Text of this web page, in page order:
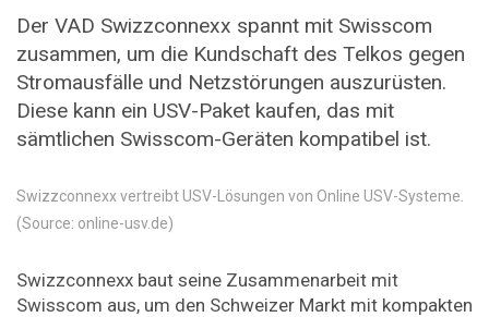
Der VAD Swizzconnexx spannt mit Swisscom
zusammen, um die Kundschaft des Telkos gegen
Stromausfälle und Netzstörungen auszurüsten.
Diese kann ein USV-Paket kaufen, das mit
sämtlichen Swisscom-Geräten kompatibel ist.
Swizzconnexx vertreibt USV-Lösungen von Online USV-Systeme.
(Source: online-usv.de)
Swizzconnexx baut seine Zusammenarbeit mit
Swisscom aus, um den Schweizer Markt mit kompakten